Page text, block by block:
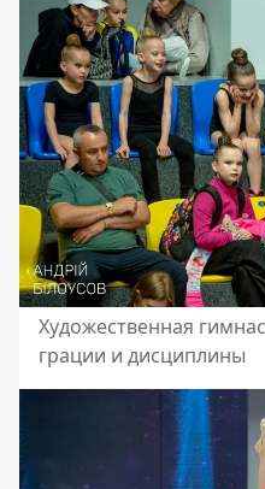
Художественная
грации и дисциплины